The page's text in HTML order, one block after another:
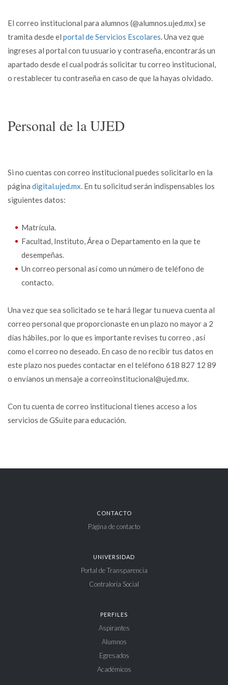
El correo institucional para alumnos (@alumnos.ujed.mx) se
tramita desde el portal de Servicios Escolares. Una vez que
ingreses al portal con tu usuario y contraseña, encontrarás un
apartado desde el cual podrás solicitar tu correo institucional,
o restablecer tu contraseña en caso de que la hayas olvidado.
Personal de la UJED
Si no cuentas con correo institucional puedes solicitarlo en la
página digital.ujed.mx. En tu solicitud serán indispensables los
siguientes datos:
Matrícula.
Facultad, Instituto, Área o Departamento en la que te
desempeñas.
Un correo personal así como un número de teléfono de
contacto.
Una vez que sea solicitado se te hará llegar tu nueva cuenta al
correo personal que proporcionaste en un plazo no mayor a 2
días hábiles, por lo que es importante revises tu correo , así
como el correo no deseado. En caso de no recibir tus datos en
este plazo nos puedes contactar en el teléfono 618 827 12 89
o envíanos un mensaje a correoinstitucional@ujed.mx.
Con tu cuenta de correo institucional tienes acceso a los
servicios de GSuite para educación.
CONTACTO
Página de contacto
UNIVERSIDAD
Portal de Transparencia
Contraloría Social
PERFILES
Aspirantes
Alumnos
Egresados
Académicos